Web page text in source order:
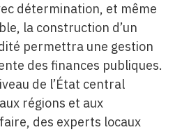
détermination, et même
la construction d’un
permettra une gestion
des finances publiques.
de l’État central
régions et aux
des experts locaux